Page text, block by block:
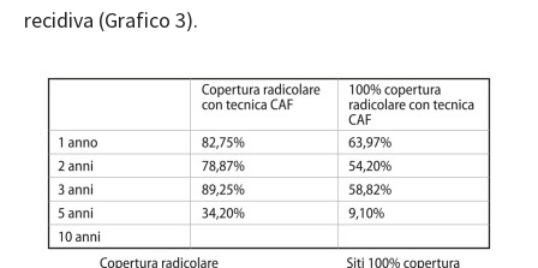
recidiva (Grafico 3).